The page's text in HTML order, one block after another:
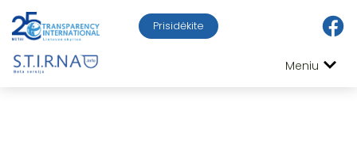
Prisidėkite
Meniu